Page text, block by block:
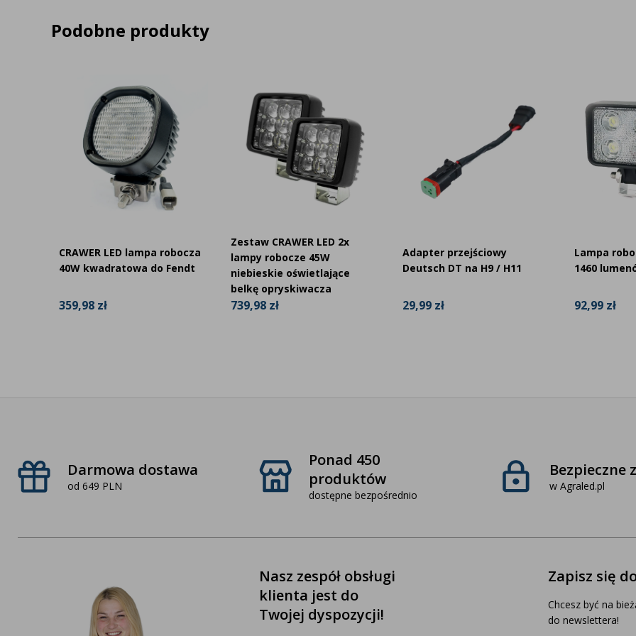
zakłóceń radiowych — lampa nie będzie zakłócać systemów sterowania, GPS ani radia w kabinie operatora
Czy lampa CR-1032 pasuje do wszystkich maszyn Hydrema?
Czy do lampy CR-1032 potrzebna jest przejściówka?
Jakie napięcie zasilania obsługuje CR-1032?
Podobne produkty
CRAWER LED lampa robocza
40W kwadratowa do Fendt
359,98 zł
Zestaw CRAWER LED 2x
lampy robocze 45W
niebieskie oświetlające
belkę opryskiwacza
739,98 zł
Adapter przejściowy
Deutsch DT na H9 / H11
29,99 zł
Lampa
1460
92,99 zł
Darmowa dostawa
od 649 PLN
Ponad 450
produktów
dostępne bezpośrednio
Bezpieczne
w Agraled.pl
Nasz zespół obsługi
klienta jest do
Twojej dyspozycji!
Zapisz się
Chcesz być na
do newslettera!